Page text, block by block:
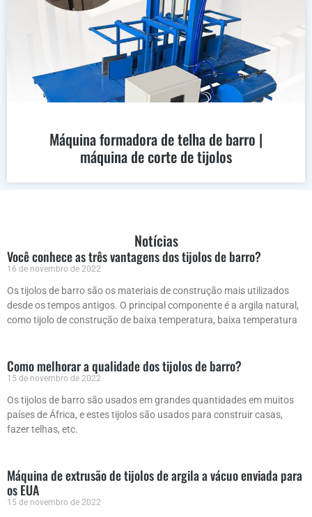
Máquina formadora de telha de barro |
máquina de corte de tijolos
Notícias
Você conhece as três vantagens dos tijolos de barro?
16 de novembro de 2022
Os tijolos de barro são os materiais de construção mais utilizados
desde os tempos antigos. O principal componente é a argila natural,
como tijolo de construção de baixa temperatura, baixa temperatura
Como melhorar a qualidade dos tijolos de barro?
15 de novembro de 2022
Os tijolos de barro são usados ​​em grandes quantidades em muitos
países de África, e estes tijolos são usados ​​para construir casas,
fazer telhas, etc.
Máquina de extrusão de tijolos de argila a vácuo enviada para
os EUA
15 de novembro de 2022